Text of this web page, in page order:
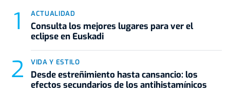
ACTUALIDAD
Consulta los mejores lugares para ver el
eclipse en Euskadi
VIDA Y ESTILO
Desde estreñimiento hasta cansancio: los
efectos secundarios de los antihistamínicos